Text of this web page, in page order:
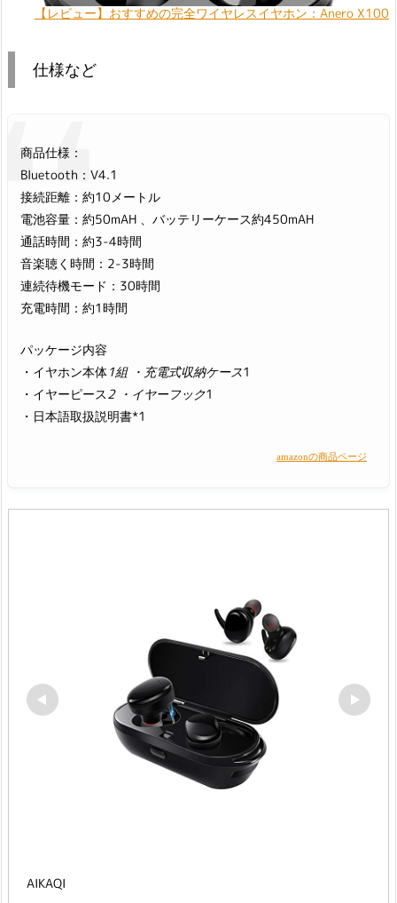
【レビュー】おすすめの完全ワイヤレスイヤホン：Anero X100
仕様など
商品仕様：
Bluetooth：V4.1
接続距離：約10メートル
電池容量：約50mAH 、バッテリーケース約450mAH
通話時間：約3-4時間
音楽聴く時間：2-3時間
連続待機モード：30時間
充電時間：約1時間
パッケージ内容
・イヤホン本体1組 ・充電式収納ケース1
・イヤーピース2 ・イヤーフック1
・日本語取扱説明書*1
amazonの商品ページ
AIKAQI